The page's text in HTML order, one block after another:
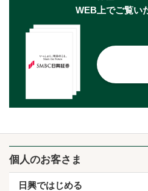
WEB上でご覧い
個人のお客さま
日興ではじめる